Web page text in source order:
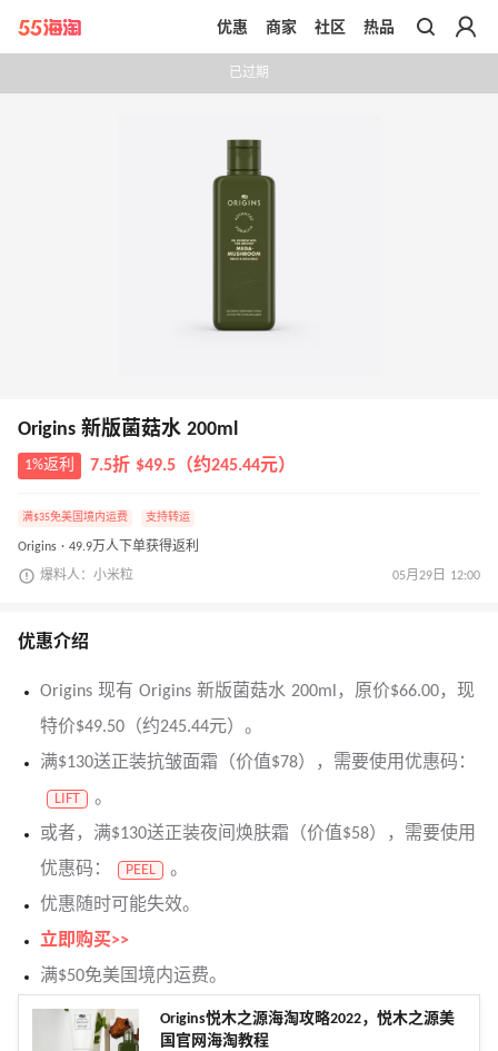
带你去官网买正品
优惠 商家 社区 热品
已过期
Origins 新版菌菇水 200ml
1%返利 7.5折 $49.5（约245.44元）
满$35免美国境内运费 支持转运
Origins · 49.9万人下单获得返利
爆料人：小米粒 05月29日 12:00
优惠介绍
Origins 现有 Origins 新版菌菇水 200ml，原价$66.00，现
特价$49.50（约245.44元）。
满$130送正装抗皱面霜（价值$78），需要使用优惠码：
LIFT
。
或者，满$130送正装夜间焕肤霜（价值$58），需要使用
优惠码：
PEEL
。
优惠随时可能失效。
立即购买>>
满$50免美国境内运费。
Origins悦木之源海淘攻略2022，悦木之源美
国官网海淘教程